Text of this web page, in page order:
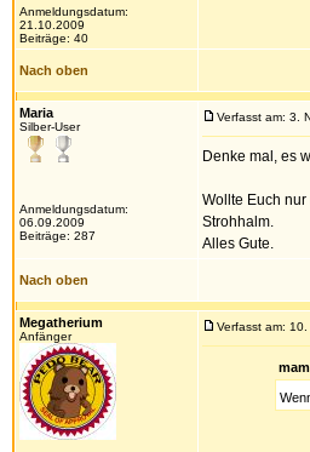
Anmeldungsdatum:
21.10.2009
Beiträge: 40
Nach oben
Maria
Silber-User
Anmeldungsdatum:
06.09.2009
Beiträge: 287
Verfasst am: 3.
Denke mal, es
Wollte Euch
Strohhalm.
Alles Gute.
Nach oben
Megatherium
Anfänger
Verfasst am: